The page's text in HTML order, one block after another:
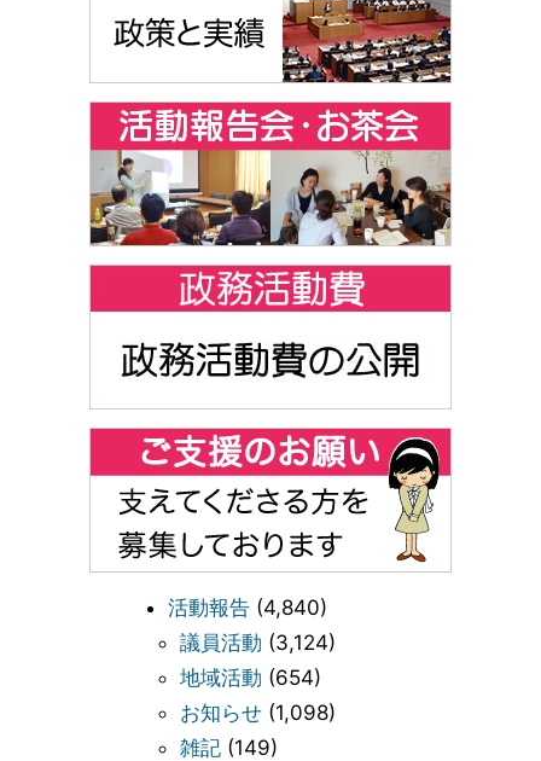
活動報告 (4,840)
議員活動 (3,124)
地域活動 (654)
お知らせ (1,098)
雑記 (149)